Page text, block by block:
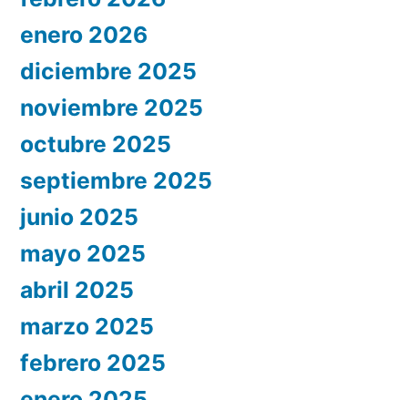
enero 2026
diciembre 2025
noviembre 2025
octubre 2025
septiembre 2025
junio 2025
mayo 2025
abril 2025
marzo 2025
febrero 2025